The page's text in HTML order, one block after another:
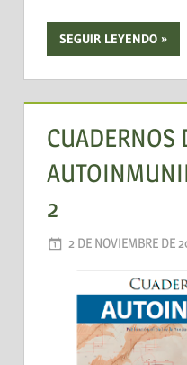
SEGUIR LEYENDO
CUADERNOS
2
2 DE NOVIEMBRE DE